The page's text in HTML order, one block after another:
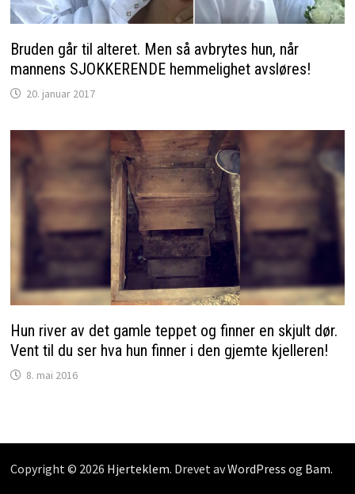
Bruden går til alteret. Men så avbrytes hun, når
mannens SJOKKERENDE hemmelighet avsløres!
20. januar 2017
Hun river av det gamle teppet og finner en skjult dør.
Vent til du ser hva hun finner i den gjemte kjelleren!
8. mai 2016
Copyright © 2026 Hjerteklem. Drevet avWordPress og Bam.